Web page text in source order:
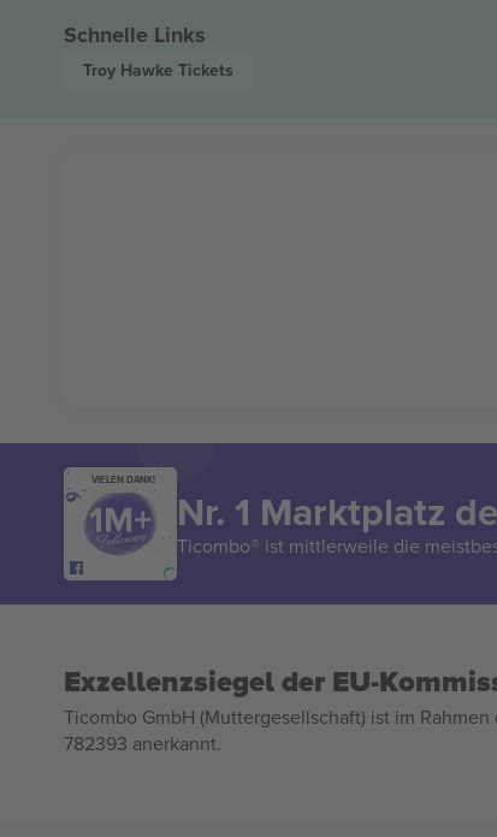
Schnelle Links
Troy Hawke Tickets
VIELEN DANK!
Nr. 1 Marktplatz
Ticombo® ist mittlerweile die
Exzellenzsiegel der EU-
Ticombo GmbH (Muttergesellschaft) ist im
782393 anerkannt.